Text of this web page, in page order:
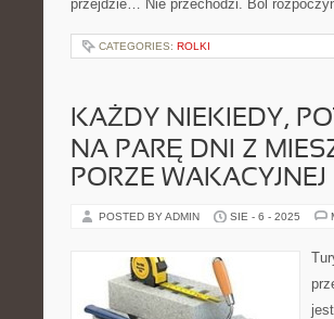
przejdzie… Nie przechodzi. Ból
CATEGORIES: ROLKI
KAŻDY NIEKIEDY,
NA PARĘ DNI Z
PORZE WAKACYJNEJ
POSTED BY ADMIN SIE - 6 - 2025